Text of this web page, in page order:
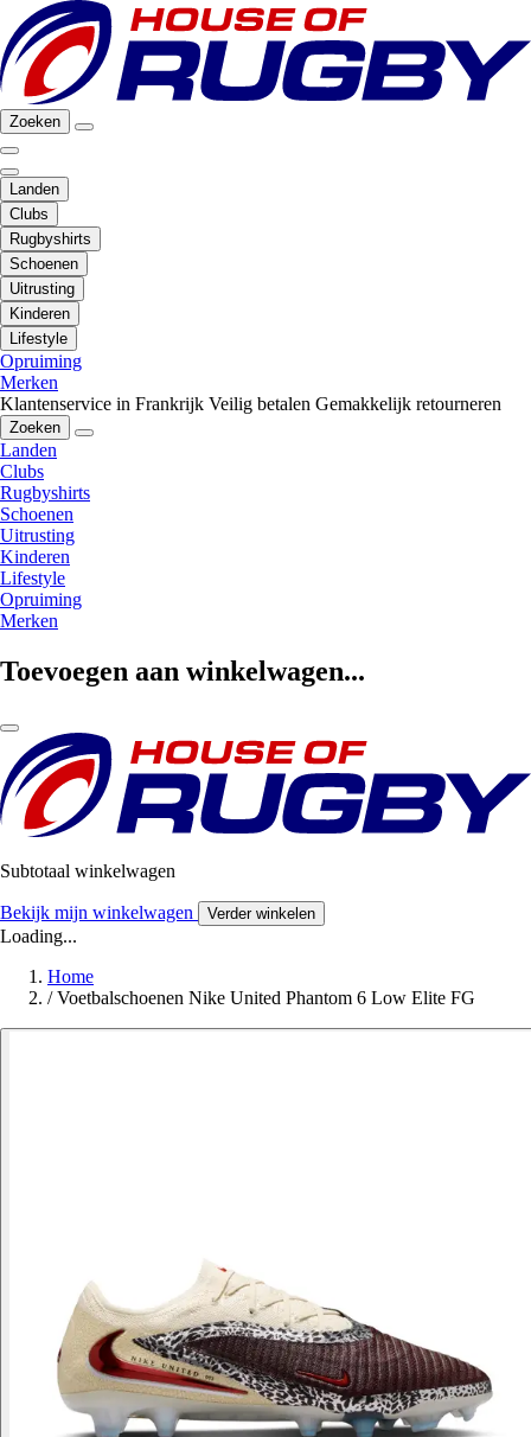
Zoeken
Landen
Clubs
Rugbyshirts
Schoenen
Uitrusting
Kinderen
Lifestyle
Opruiming
Merken
Klantenservice in Frankrijk Veilig betalen Gemakkelijk retourneren
Zoeken
Landen
Clubs
Rugbyshirts
Schoenen
Uitrusting
Kinderen
Lifestyle
Opruiming
Merken
Toevoegen aan winkelwagen...
Subtotaal winkelwagen
Bekijk mijn winkelwagen Verder winkelen
Loading...
Home
/ Voetbalschoenen Nike United Phantom 6 Low Elite FG